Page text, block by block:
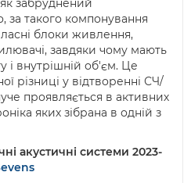
забруднений
за такого компонування
блоки живлення,
завдяки чому мають
і внутрішній об'єм. Це
різниці у відтворенні СЧ/
проявляється в активних
яких зібрана в одній з
акустичні системи 2023-